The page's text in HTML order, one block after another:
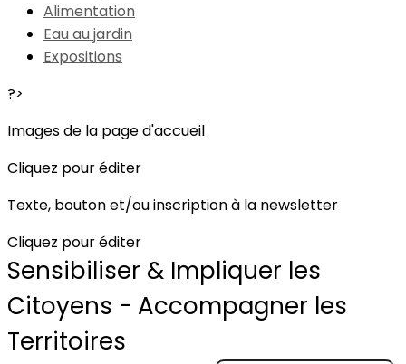
Alimentation
Eau au jardin
Expositions
?>
Images de la page d'accueil
Cliquez pour éditer
Texte, bouton et/ou inscription à la newsletter
Cliquez pour éditer
Sensibiliser & Impliquer les
Citoyens - Accompagner les
Territoires